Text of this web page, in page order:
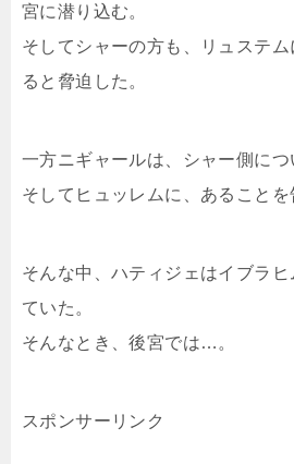
宮に潜り込む。
そしてシャーの方も、リュステ
ると脅迫した。
一方ニギャールは、シャー側につ
そしてヒュッレムに、あることを
そんな中、ハティジェはイブラ
ていた。
そんなとき、後宮では…。
スポンサーリンク